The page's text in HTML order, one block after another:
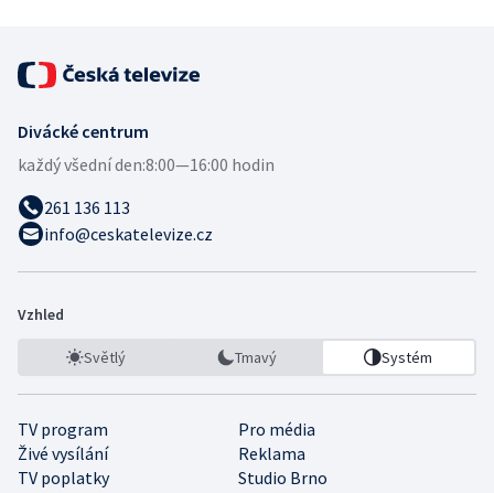
Divácké centrum
každý všední den:8:00—16:00 hodin
261 136 113
info@ceskatelevize.cz
Vzhled
Světlý Tmavý Systém
TV program
Pro média
Živé vysílání
Reklama
TV poplatky
Studio Brno